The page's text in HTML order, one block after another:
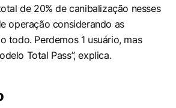
de 20% de canibalização nesses
operação considerando as
todo. Perdemos 1 usuário, mas
Total Pass”, explica.